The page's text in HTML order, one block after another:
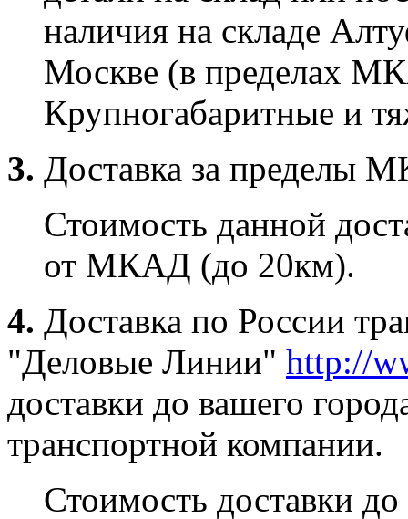
наличия на складе
Москве (в пределах
Крупногабаритные и
3. Доставка за пределы
Стоимость данной
от МКАД (до 20км).
4. Доставка по России
"Деловые Линии" http://
доставки до вашего
транспортной компании.
Стоимость доставки